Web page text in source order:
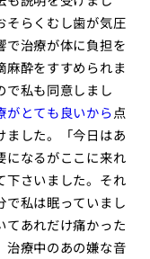
そらくむし歯が気圧
で治療が体に負担を
麻酔をすすめられま
で私も同意しまし
がとても良いから点
ました。「今日はあ
になるがここに来れ
下さいました。それ
で私は眠っていまし
てあれだけ痛かった
治療中のあの嫌な音